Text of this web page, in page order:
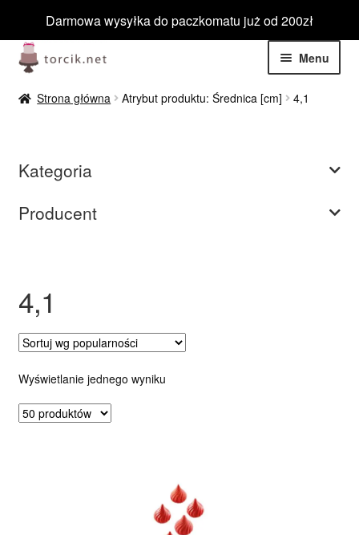
Darmowa wysyłka do paczkomatu już od 200zł
Przejdź
do
nawigacji
Przejdź
do
treści
Menu
Jadalne
Barwniki spożywcze
Rozwiń
Tematyczne
Rozwiń
Wyprzedaż
Nowości
Strona główna Atrybut produktu: Średnica [cm] 4,1
4,1
Wyświetlanie jednego wyniku
Kategoria
Producent